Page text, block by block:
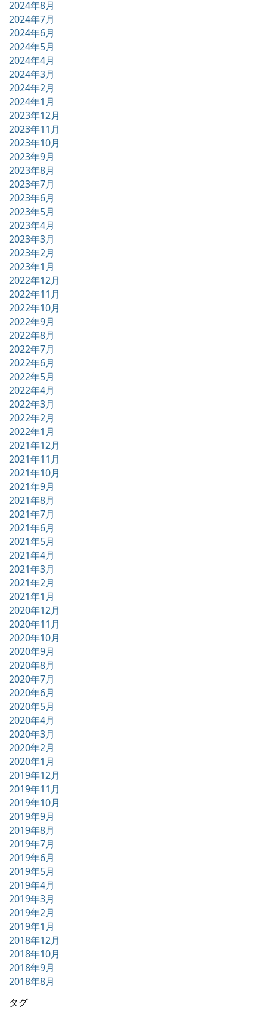
2024年8月
2024年7月
2024年6月
2024年5月
2024年4月
2024年3月
2024年2月
2024年1月
2023年12月
2023年11月
2023年10月
2023年9月
2023年8月
2023年7月
2023年6月
2023年5月
2023年4月
2023年3月
2023年2月
2023年1月
2022年12月
2022年11月
2022年10月
2022年9月
2022年8月
2022年7月
2022年6月
2022年5月
2022年4月
2022年3月
2022年2月
2022年1月
2021年12月
2021年11月
2021年10月
2021年9月
2021年8月
2021年7月
2021年6月
2021年5月
2021年4月
2021年3月
2021年2月
2021年1月
2020年12月
2020年11月
2020年10月
2020年9月
2020年8月
2020年7月
2020年6月
2020年5月
2020年4月
2020年3月
2020年2月
2020年1月
2019年12月
2019年11月
2019年10月
2019年9月
2019年8月
2019年7月
2019年6月
2019年5月
2019年4月
2019年3月
2019年2月
2019年1月
2018年12月
2018年10月
2018年9月
2018年8月
タグ